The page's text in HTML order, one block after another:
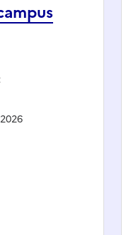
de projet campus